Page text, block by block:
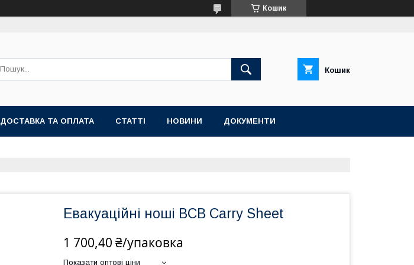
Кошик
Кошик
ДОСТАВКА ТА ОПЛАТА СТАТТІ НОВИНИ ДОКУМЕНТИ
Евакуаційні ноші BCB Carry Sheet
1 700,40 ₴/упаковка
Показати оптові ціни